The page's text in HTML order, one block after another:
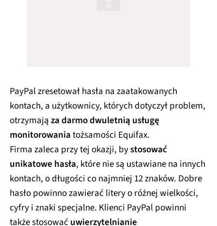
PayPal zresetował hasła na zaatakowanych
kontach, a użytkownicy, których dotyczył problem,
otrzymają za darmo dwuletnią usługę
monitorowaniatożsamości Equifax.
Firma zaleca przy tej okazji, bystosować
unikatowe hasła , które nie są ustawiane na innych
kontach, o długości co najmniej 12 znaków. Dobre
hasło powinno zawierać litery o różnej wielkości,
cyfry i znaki specjalne. Klienci PayPal powinni
także stosować uwierzytelnianie